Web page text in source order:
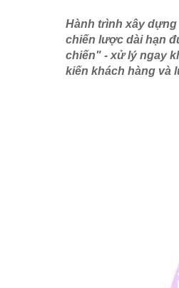
Hành trình xây
chiến lược dài hạn
chiến" - xử lý ngay
kiến khách hàng và